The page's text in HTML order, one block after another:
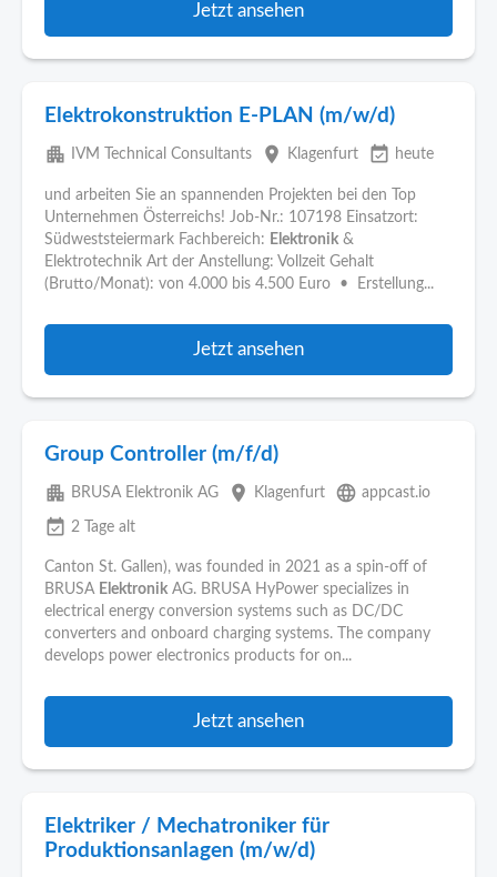
Jetzt ansehen
Elektrokonstruktion E-PLAN (m/w/d)
apartment IVM Technical Consultants place Klagenfurt event_available heute
und arbeiten Sie an spannenden Projekten bei den Top
Unternehmen Österreichs! Job-Nr.: 107198 Einsatzort:
Südweststeiermark Fachbereich: Elektronik &
Elektrotechnik Art der Anstellung: Vollzeit Gehalt
(Brutto/Monat): von 4.000 bis 4.500 Euro • Erstellung...
Jetzt ansehen
Group Controller (m/f/d)
apartment BRUSA Elektronik AG place Klagenfurt language appcast.io
event_available 2 Tage alt
Canton St. Gallen), was founded in 2021 as a spin‑off of
BRUSA Elektronik AG. BRUSA HyPower specializes in
electrical energy conversion systems such as DC/DC
converters and onboard charging systems. The company
develops power electronics products for on...
Jetzt ansehen
Elektriker / Mechatroniker für
Produktionsanlagen (m/w/d)